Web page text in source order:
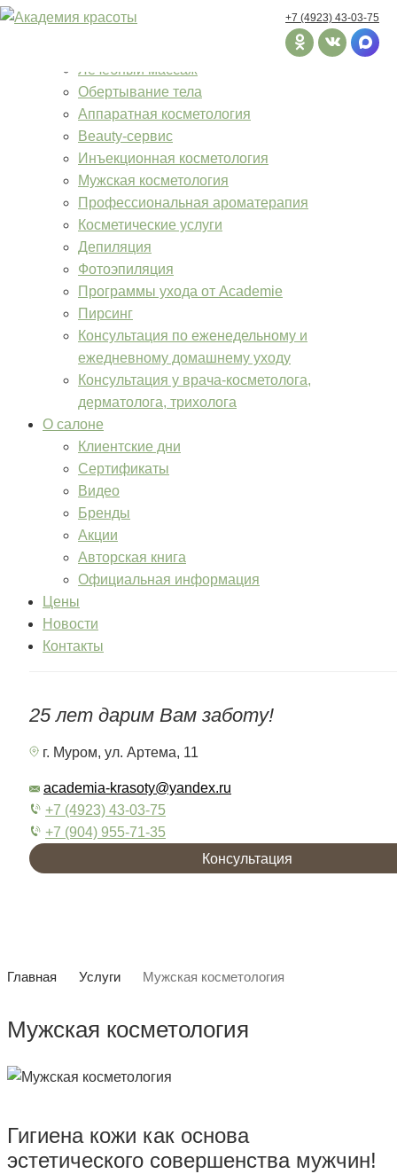
Главная
Лечебный массаж
Обертывание тела
Аппаратная косметология
Beauty-сервис
Инъекционная косметология
Мужская косметология
Профессиональная ароматерапия
Косметические услуги
Депиляция
Фотоэпиляция
Программы ухода от Academie
Пирсинг
Консультация по еженедельному и
ежедневному домашнему уходу
Консультация у врача-косметолога,
дерматолога, трихолога
О салоне
Клиентские дни
Сертификаты
Видео
Бренды
Акции
Авторская книга
Официальная информация
Цены
Новости
Контакты
25 лет дарим Вам заботу!
г. Муром, ул. Артема, 11
academia-krasoty@yandex.ru
+7 (4923) 43-03-75
+7 (904) 955-71-35
Консультация
+7 (4923) 43-03-75
Главная Услуги Мужская косметология
Мужская косметология
Гигиена кожи как основа
эстетического совершенства мужчин!